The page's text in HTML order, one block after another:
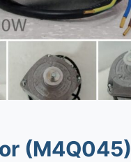
(M4Q045)